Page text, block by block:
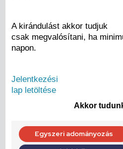
A kirándulást akkor tudjuk
csak megvalósítani, ha
napon.
Jelentkezési
lap letöltése
Akkor